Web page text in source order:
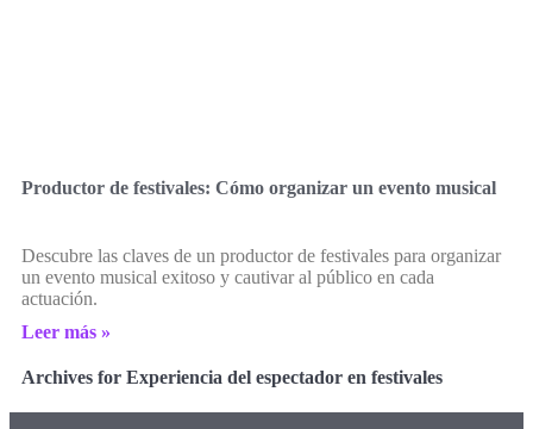
Productor de festivales: Cómo organizar un evento musical
Descubre las claves de un productor de festivales para organizar
un evento musical exitoso y cautivar al público en cada
actuación.
Leer más »
Archives for Experiencia del espectador en festivales